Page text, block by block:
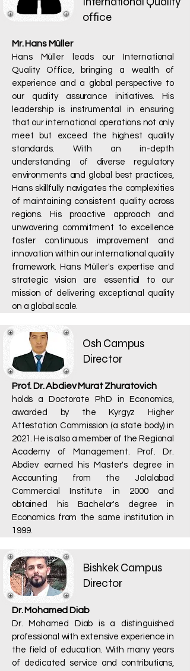
office
Mr. Hans Müller
Hans Müller leads our International
Quality Office, bringing a wealth of
experience and a global perspective to
our quality assurance initiatives. His
leadership is instrumental in ensuring
that our international operations not only
meet but exceed the highest quality
standards. With an in-depth
understanding of diverse regulatory
environments and global best practices,
Hans skillfully navigates the complexities
of maintaining consistent quality across
regions. His proactive approach and
unwavering commitment to excellence
foster continuous improvement and
innovation within our international quality
framework. Hans Müller's expertise and
strategic vision are essential to our
mission of delivering exceptional quality
on a global scale.
Osh Campus
Director
Prof. Dr. Abdiev Murat Zhuratovich
holds a Doctorate PhD in Economics,
awarded by the Kyrgyz Higher
Attestation Commission (a state body) in
2021. He is also a member of the Regional
Academy of Management. Prof. Dr.
Abdiev earned his Master's degree in
Accounting from the Jalalabad
Commercial Institute in 2000 and
obtained his Bachelor's degree in
Economics from the same institution in
1999.
Bishkek Campus
Director
Dr. Mohamed Diab
Dr. Mohamed Diab is a distinguished
professional with extensive experience in
the field of education. With many years
of dedicated service and contributions,